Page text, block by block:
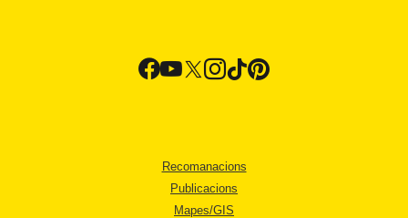
Recomanacions
Publicacions
Mapes/GIS